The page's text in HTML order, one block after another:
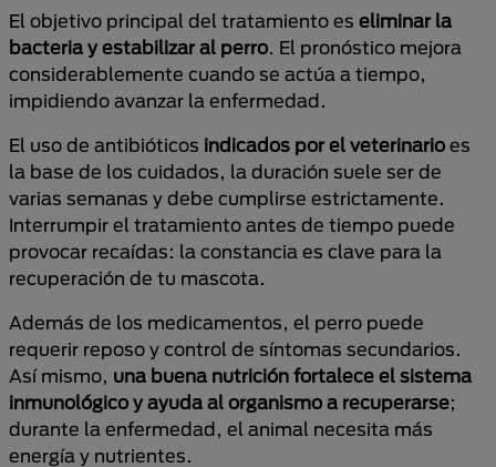
El objetivo principal del tratamiento es eliminar la
bacteria y estabilizar al perro. El pronóstico mejora
considerablemente cuando se actúa a tiempo,
impidiendo avanzar la enfermedad.
El uso de antibióticos indicados por el veterinario es
la base de los cuidados, la duración suele ser de
varias semanas y debe cumplirse estrictamente.
Interrumpir el tratamiento antes de tiempo puede
provocar recaídas: la constancia es clave para la
recuperación de tu mascota.
Además de los medicamentos, el perro puede
requerir reposo y control de síntomas secundarios.
Así mismo, una buena nutrición fortalece el sistema
inmunológico y ayuda al organismo a recuperarse;
durante la enfermedad, el animal necesita más
energía y nutrientes.